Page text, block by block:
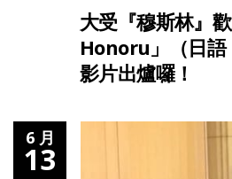
大受『穆斯林』
Honoru」（日語
影片出爐囉！
6 月
13